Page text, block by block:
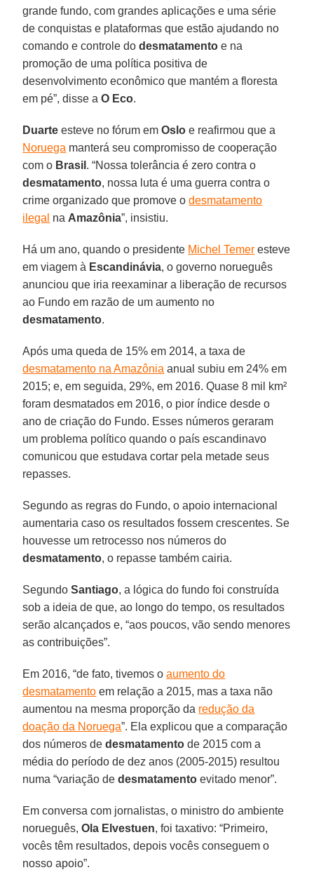
grande fundo, com grandes aplicações e uma série
de conquistas e plataformas que estão ajudando no
comando e controle dodesmatamento e na
promoção de uma política positiva de
desenvolvimento econômico que mantém a floresta
em pé”, disse aO Eco.
Duarte esteve no fórum emOslo e reafirmou que a
Noruega manterá seu compromisso de cooperação
com o Brasil . “Nossa tolerância é zero contra o
desmatamento, nossa luta é uma guerra contra o
crime organizado que promove odesmatamento
ilegal na Amazônia”, insistiu.
Há um ano, quando o presidente Michel Temer esteve
em viagem à Escandinávia, o governo norueguês
anunciou que iria reexaminar a liberação de recursos
ao Fundo em razão de um aumento no
desmatamento.
Após uma queda de 15% em 2014, a taxa de
desmatamento na Amazônia anual subiu em 24% em
2015; e, em seguida, 29%, em 2016. Quase 8 mil km²
foram desmatados em 2016, o pior índice desde o
ano de criação do Fundo. Esses números geraram
um problema político quando o país escandinavo
comunicou que estudava cortar pela metade seus
repasses.
Segundo as regras do Fundo, o apoio internacional
aumentaria caso os resultados fossem crescentes. Se
houvesse um retrocesso nos números do
desmatamento, o repasse também cairia.
SegundoSantiago, a lógica do fundo foi construída
sob a ideia de que, ao longo do tempo, os resultados
serão alcançados e, “aos poucos, vão sendo menores
as contribuições”.
Em 2016, “de fato, tivemos oaumento do
desmatamento em relação a 2015, mas a taxa não
aumentou na mesma proporção da redução da
doação da Noruega”. Ela explicou que a comparação
dos números dedesmatamento de 2015 com a
média do período de dez anos (2005-2015) resultou
numa “variação dedesmatamento evitado menor”.
Em conversa com jornalistas, o ministro do ambiente
norueguês,Ola Elvestuen, foi taxativo: “Primeiro,
vocês têm resultados, depois vocês conseguem o
nosso apoio”.